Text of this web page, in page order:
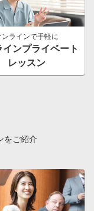
ンラインで手軽に
インプライベート
レッスン
をご紹介